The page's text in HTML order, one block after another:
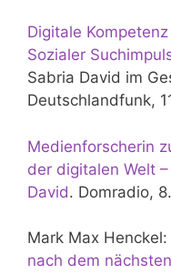
Digitale
Sozialer
Sabria David im
Deutschlandfunk,
Medienforscherin
der digitalen Welt
David. Domradio,
Mark Max Henckel:
nach dem